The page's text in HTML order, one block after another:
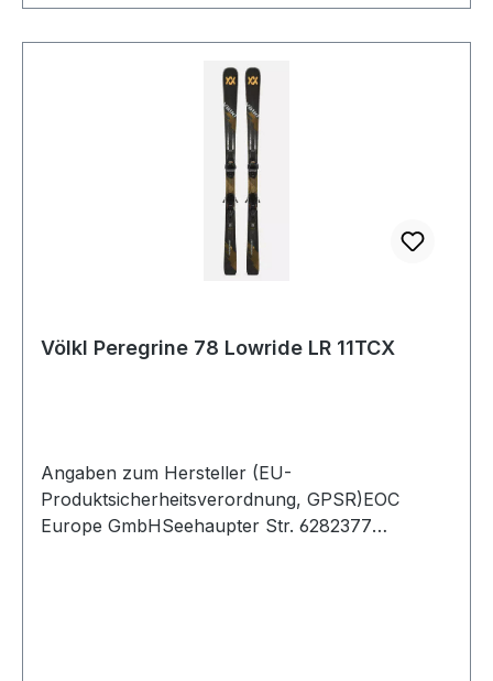
Völkl Peregrine 78 Lowride LR 11TCX
Angaben zum Hersteller (EU-
Produktsicherheitsverordnung, GPSR)EOC
Europe GmbHSeehaupter Str. 6282377